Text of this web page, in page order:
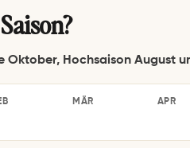
Oktober, Hochsaison August
MÄR
APR